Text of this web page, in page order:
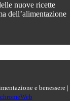
nuove ricette
dell’alimentazione
e benessere |